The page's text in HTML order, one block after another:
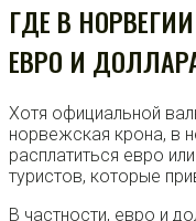
ГДЕ В
ЕВРО И
Хотя официальной
норвежская крона, в
расплатиться евро
туристов, которые
В частности, евро и